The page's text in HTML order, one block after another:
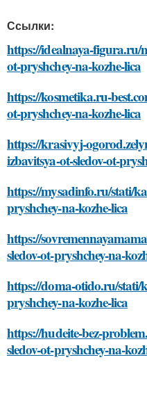
Ссылки:
https://idealnaya-figura.ru/
ot-pryshchey-na-kozhe-lica
https://kosmetika.ru-
ot-pryshchey-na-kozhe-lica
https://krasivyj-
izbavitsya-ot-sledov-ot-
https://mysadinfo.ru/stati/
pryshchey-na-kozhe-lica
https://
sledov-ot-pryshchey-na-
https://doma-otido.ru/stati/
pryshchey-na-kozhe-lica
https://hudeite-bez-
sledov-ot-pryshchey-na-